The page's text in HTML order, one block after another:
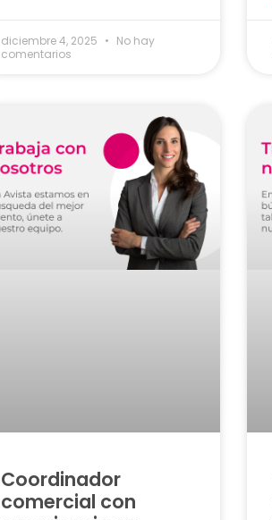
diciembre 4, 2025
No hay
comentarios
Coordinador
comercial con